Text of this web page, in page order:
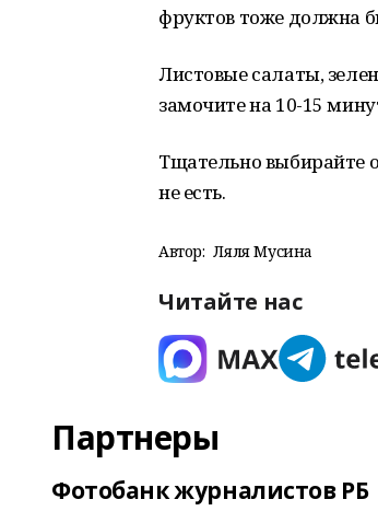
фруктов тоже должна
Листовые салаты,
замочите на 10-15
Тщательно выбирайте
не есть.
Автор: Ляля Мусина
Читайте нас
Партнеры
Фотобанк журналистов РБ